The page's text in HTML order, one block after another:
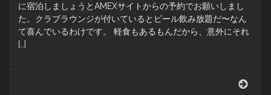
に宿泊しましょうとAMEXサイトからの予約でお願いしまし
た。クラブラウンジが付いているとビール飲み放題だ〜なん
て喜んでいるわけです。 軽食もあるもんだから、意外にそれ
[…]